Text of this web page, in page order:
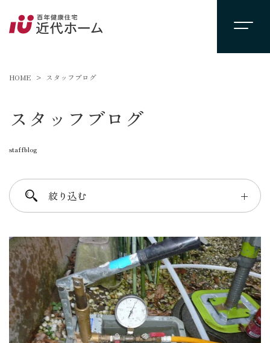
HOME スタッフブログ
スタッフブログ
staffblog
絞り込む ＋
進士 芳：FREE TIME
柴田 守：koko a koko
千葉 徳義：Nori’s room
大賀 真寿美：住まいも気持ちもゆったりと
野原 正彦：リフォーム日誌
加田 奈美：子育てママのデザインダイアリー
岩崎 達也：岩ブロ
石渡 秀樹：建築士日記